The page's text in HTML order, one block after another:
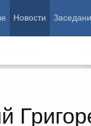
Новости